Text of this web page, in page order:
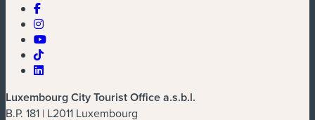
Luxembourg City Tourist Office a.s.b.l.
B.P. 181 | L2011 Luxembourg